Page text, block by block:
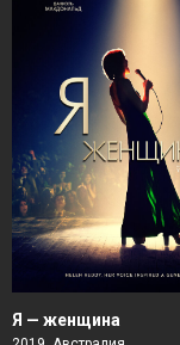
Я — женщина